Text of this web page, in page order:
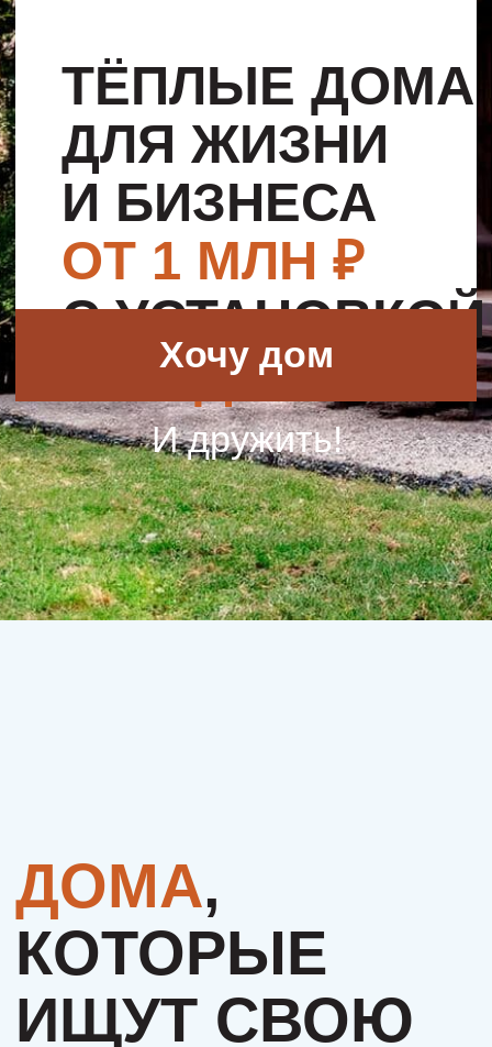
С УСТАНОВКОЙ
ЗА 1 ДЕНЬ
Хочу дом
ДОМА,
КОТОРЫЕ
ИЩУТ СВОЮ
СЕМЬЮ.